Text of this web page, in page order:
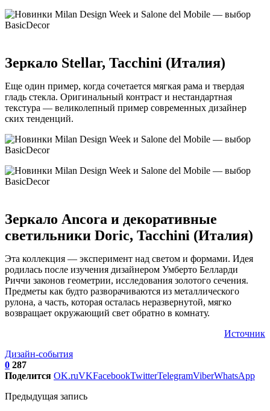
Зеркало Stellar, Tacchini (Италия)
Еще один пример, когда сочетается мягкая рама и твердая
гладь стекла. Оригинальный контраст и нестандартная
текстура — великолепный пример современных дизайнер
ских тенденций.
Зеркало Ancora и декоративные
светильники Doric, Tacchini (Италия)
Эта коллекция — эксперимент над светом и формами. Идея
родилась после изучения дизайнером Умберто Белларди
Риччи законов геометрии, исследования золотого сечения.
Предметы как будто разворачиваются из металлического
рулона, а часть, которая осталась неразвернутой, мягко
возвращает окружающий свет обратно в комнату.
Источник
Дизайн-события
0 287
Поделится OK.ruVKFacebookTwitterTelegramViberWhatsApp
Предыдущая запись